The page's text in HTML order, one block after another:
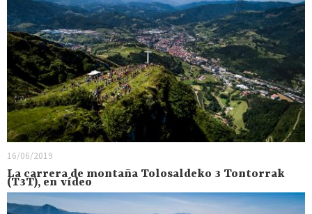
16/06/2019
La carrera de montaña Tolosaldeko 3 Tontorrak
(T3T), en vídeo